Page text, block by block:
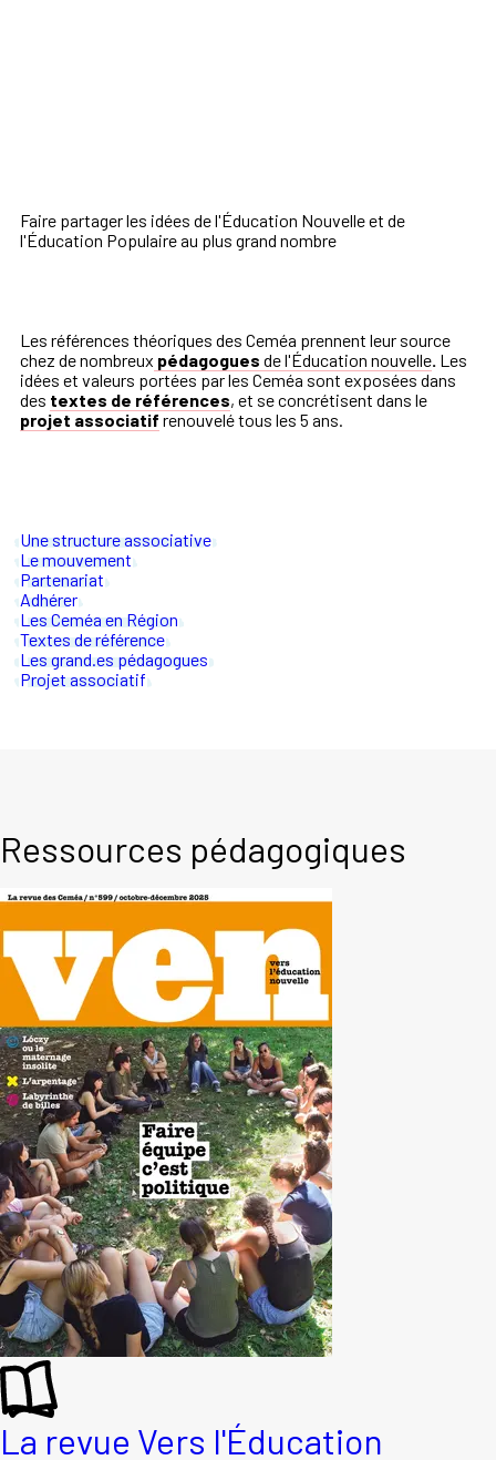
Faire partager les idées de l'Éducation Nouvelle et de
l'Éducation Populaire au plus grand nombre
Les références théoriques des Ceméa prennent leur source
chez de nombreux pédagogues de l'Éducation nouvelle Les
idées et valeurs portées par les Ceméa sont exposées dans
des textes de références, et se concrétisent dans le
projet associatif renouvelé tous les 5 ans.
Une structure associative
Le mouvement
Partenariat
Adhérer
Les Ceméa en Région
Textes de référence
Les grand.es pédagogues
Projet associatif
Ressources pédagogiques
La revue Vers l'Éducation